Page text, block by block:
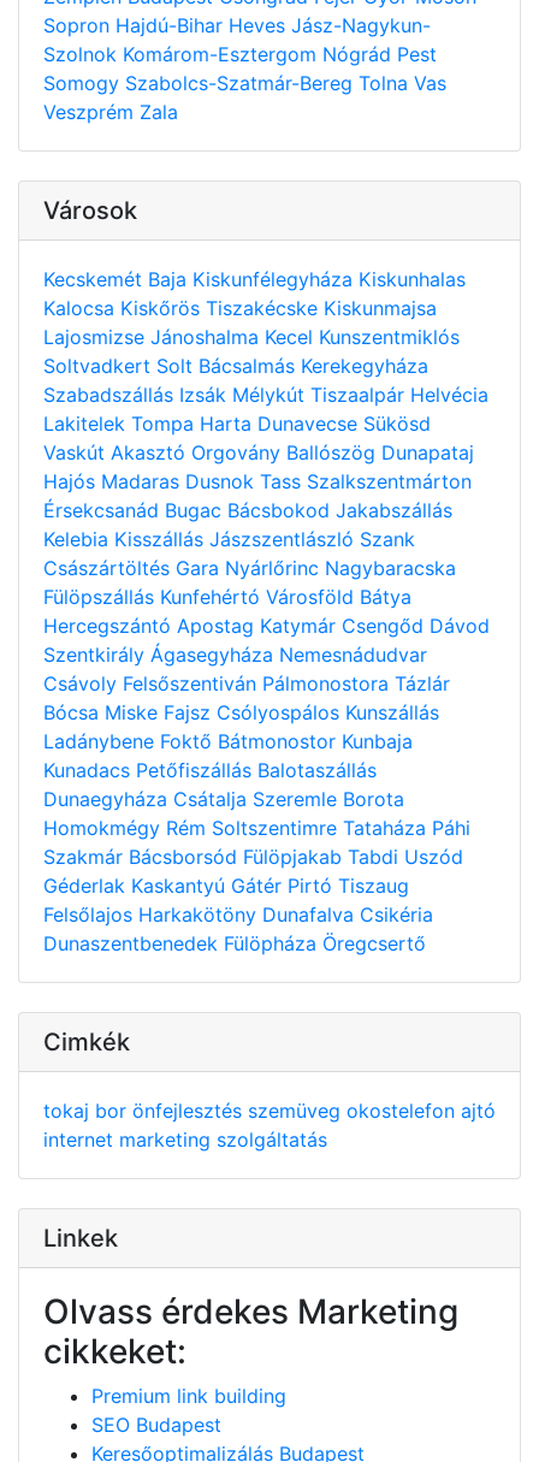
Sopron Hajdú-Bihar Heves Jász-Nagykun-
Szolnok Komárom-Esztergom Nógrád Pest
Somogy Szabolcs-Szatmár-Bereg Tolna Vas
Veszprém Zala
Városok
Kecskemét Baja Kiskunfélegyháza Kiskunhalas
Kalocsa Kiskőrös Tiszakécske Kiskunmajsa
Lajosmizse Jánoshalma Kecel Kunszentmiklós
Soltvadkert Solt Bácsalmás Kerekegyháza
Szabadszállás Izsák Mélykút Tiszaalpár Helvécia
Lakitelek Tompa Harta Dunavecse Sükösd
Vaskút Akasztó Orgovány Ballószög Dunapataj
Hajós Madaras Dusnok Tass Szalkszentmárton
Érsekcsanád Bugac Bácsbokod Jakabszállás
Kelebia Kisszállás Jászszentlászló Szank
Császártöltés Gara Nyárlőrinc Nagybaracska
Fülöpszállás Kunfehértó Városföld Bátya
Hercegszántó Apostag Katymár Csengőd Dávod
Szentkirály Ágasegyháza Nemesnádudvar
Csávoly Felsőszentiván Pálmonostora Tázlár
Bócsa Miske Fajsz Csólyospálos Kunszállás
Ladánybene Foktő Bátmonostor Kunbaja
Kunadacs Petőfiszállás Balotaszállás
Dunaegyháza Csátalja Szeremle Borota
Homokmégy Rém Soltszentimre Tataháza Páhi
Szakmár Bácsborsód Fülöpjakab Tabdi Uszód
Géderlak Kaskantyú Gátér Pirtó Tiszaug
Felsőlajos Harkakötöny Dunafalva Csikéria
Dunaszentbenedek Fülöpháza Öregcsertő
Cimkék
tokaj bor önfejlesztés szemüveg okostelefon ajtó
internet marketing szolgáltatás
Linkek
Olvass érdekes Marketing
cikkeket:
Premium link building
SEO Budapest
Keresőoptimalizálás Budapest